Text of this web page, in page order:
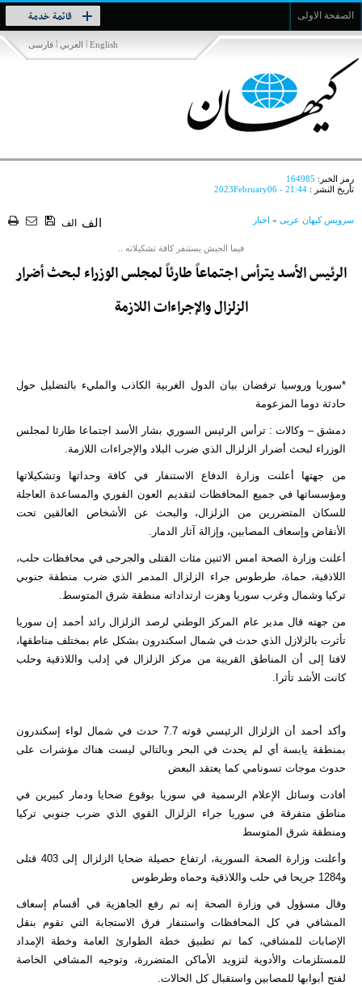
الصفحة الاولى قائمة خدمة
Toggle
navigation
فارسی | العربي | English
رمز الخبر: 164985
تأريخ النشر : 2023February06 - 21:44
سرویس کیهان عربی » اخبار الف الف
فيما الجيش يستنفر كافة تشكيلاته ..
الرئيس الأسد يترأس اجتماعاً طارئاً لمجلس الوزراء لبحث أضرار
الزلزال والإجراءات اللازمة
*سوريا وروسيا ترفضان بيان الدول الغربية الكاذب والمليء بالتضليل حول
حادثة دوما المزعومة
دمشق – وكالات : ترأس الرئيس السوري بشار الأسد اجتماعا طارئا لمجلس
الوزراء لبحث أضرار الزلزال الذي ضرب البلاد والإجراءات اللازمة.
من جهتها أعلنت وزارة الدفاع الاستنفار في كافة وحداتها وتشكيلاتها
ومؤسساتها في جميع المحافظات لتقديم العون الفوري والمساعدة العاجلة
للسكان المتضررين من الزلزال، والبحث عن الأشخاص العالقين تحت
الأنقاض وإسعاف المصابين، وإزالة آثار الدمار.
أعلنت وزارة الصحة امس الاثنين مئات القتلى والجرحى في محافظات حلب،
اللاذقية، حماة، طرطوس جراء الزلزال المدمر الذي ضرب منطقة جنوبي
تركيا وشمال وغرب سوريا وهزت ارتداداته منطقة شرق المتوسط.
من جهته قال مدير عام المركز الوطني لرصد الزلزال رائد أحمد إن سوريا
تأثرت بالزلازل الذي حدث في شمال اسكندرون بشكل عام بمختلف مناطقها،
لافتا إلى أن المناطق القريبة من مركز الزلزال في إدلب واللاذقية وحلب
كانت الأشد تأثرا.
وأكد أحمد أن الزلزال الرئيسي قوته 7.7 حدث في شمال لواء إسكندرون
بمنطقة يابسة أي لم يحدث في البحر وبالتالي ليست هناك مؤشرات على
حدوث موجات تسونامي كما يعتقد البعض
أفادت وسائل الإعلام الرسمية في سوريا بوقوع ضحايا ودمار كبيرين في
مناطق متفرقة في سوريا جراء الزلزال القوي الذي ضرب جنوبي تركيا
ومنطقة شرق المتوسط
وأعلنت وزارة الصحة السورية، ارتفاع حصيلة ضحايا الزلزال إلى 403 قتلى
و1284 جريحا في حلب واللاذقية وحماه وطرطوس
وقال مسؤول في وزارة الصحة إنه تم رفع الجاهزية في أقسام إسعاف
المشافي في كل المحافظات واستنفار فرق الاستجابة التي تقوم بنقل
الإصابات للمشافي، كما تم تطبيق خطة الطوارئ العامة وخطة الإمداد
للمستلزمات والأدوية لتزويد الأماكن المتضررة، وتوجيه المشافي الخاصة
لفتح أبوابها للمصابين واستقبال كل الحالات.